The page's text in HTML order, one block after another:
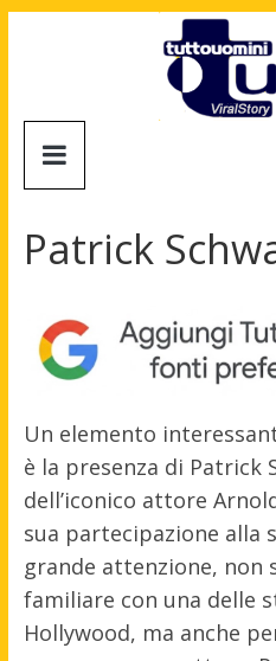
Cinema,
news
moda
maschile
Patrick
Un elemento
è la presenza di Patrick
dell’iconico attore
sua partecipazione alla
grande attenzione, non
familiare con una delle
Hollywood, ma anche